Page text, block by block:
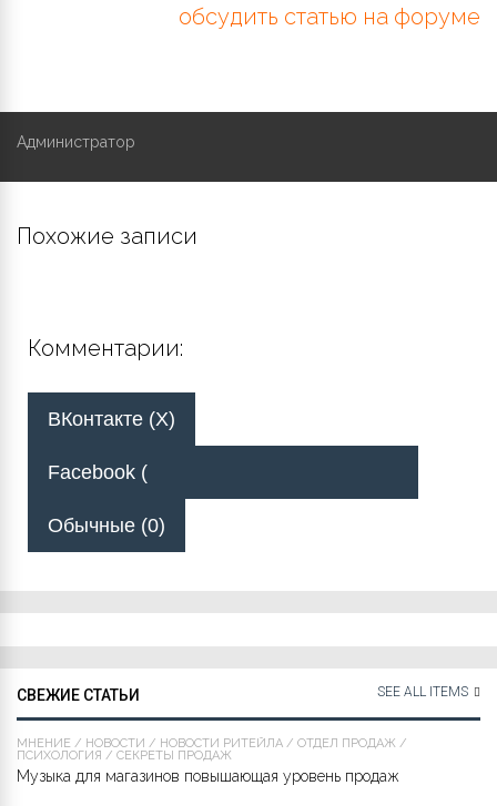
обсудить статью на форуме
Администратор
Похожие записи
Комментарии:
ВКонтакте (X)
Facebook (
Обычные (0)
СВЕЖИЕ СТАТЬИ SEE ALL ITEMS
МНЕНИЕ / НОВОСТИ / НОВОСТИ РИТЕЙЛА / ОТДЕЛ ПРОДАЖ /
ПСИХОЛОГИЯ / СЕКРЕТЫ ПРОДАЖ
Музыка для магазинов повышающая уровень продаж